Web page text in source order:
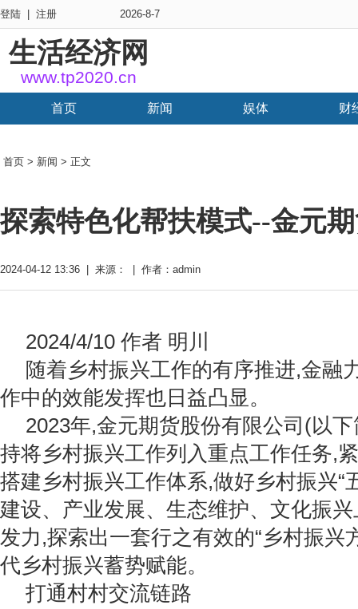
登陆 注册 2026-8-7
生活经济网
www.tp2020.cn
首页 新闻 娱体 财
首页 > 新闻 > 正文
探索特色化帮扶模式--金元
2024-04-12 13:36 | 来源： | 作者：admin
2024/4/10 作者 明川
随着乡村振兴工作的有序推进,金融
作中的效能发挥也日益凸显。
2023年,金元期货股份有限公司(以
持将乡村振兴工作列入重点工作任务,
搭建乡村振兴工作体系,做好乡村振兴“
建设、产业发展、生态维护、文化振
发力,探索出一套行之有效的“乡村振兴
代乡村振兴蓄势赋能。
打通村村交流链路